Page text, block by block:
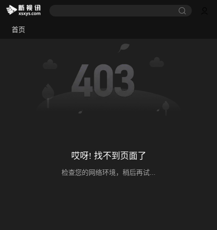
首页
哎呀! 找不到页面了
检查您的网络环境，稍后再试...